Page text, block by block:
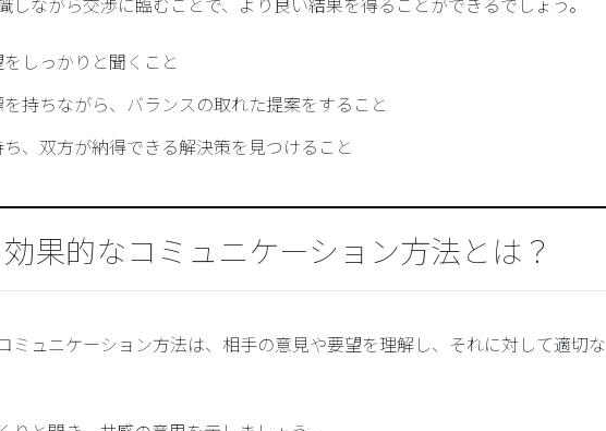
しっかりと聞くこと
持ちながら、バランスの取れた提案をすること
、双方が納得できる解決策を見つけること
果的なコミュニケーション方法とは？
ミュニケーション方法は、相手の意見や要望を理解し、それに対して適切な